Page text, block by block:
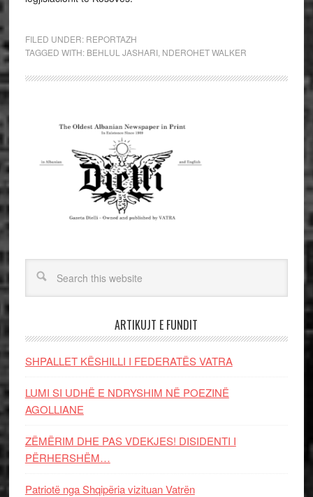
FILED UNDER: REPORTAZH
TAGGED WITH: BEHLUL JASHARI, NDEROHET WALKER
ARTIKUJT E FUNDIT
SHPALLET KËSHILLI I FEDERATËS VATRA
LUMI SI UDHË E NDRYSHIM NË POEZINË
AGOLLIANE
ZËMËRIM DHE PAS VDEKJES! DISIDENTI I
PËRHERSHËM…
Patriotë nga Shqipëria vizituan Vatrën